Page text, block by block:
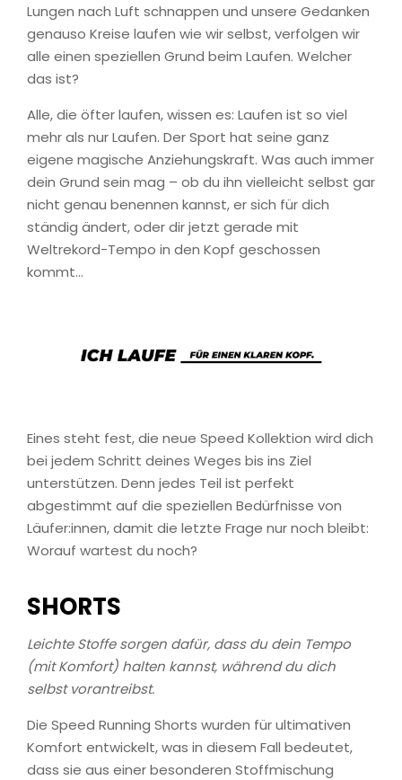
Lungen nach Luft schnappen und unsere Gedanken
genauso Kreise laufen wie wir selbst, verfolgen wir
alle einen speziellen Grund beim Laufen. Welcher
das ist?
Alle, die öfter laufen, wissen es: Laufen ist so viel
mehr als nur Laufen. Der Sport hat seine ganz
eigene magische Anziehungskraft. Was auch immer
dein Grund sein mag – ob du ihn vielleicht selbst gar
nicht genau benennen kannst, er sich für dich
ständig ändert, oder dir jetzt gerade mit
Weltrekord-Tempo in den Kopf geschossen
kommt…
Eines steht fest, die neue Speed Kollektion wird dich
bei jedem Schritt deines Weges bis ins Ziel
unterstützen. Denn jedes Teil ist perfekt
abgestimmt auf die speziellen Bedürfnisse von
Läufer:innen, damit die letzte Frage nur noch bleibt:
Worauf wartest du noch?
SHORTS
Leichte Stoffe sorgen dafür, dass du dein Tempo
(mit Komfort) halten kannst, während du dich
selbst vorantreibst.
Die Speed Running Shorts wurden für ultimativen
Komfort entwickelt, was in diesem Fall bedeutet,
dass sie aus einer besonderen Stoffmischung